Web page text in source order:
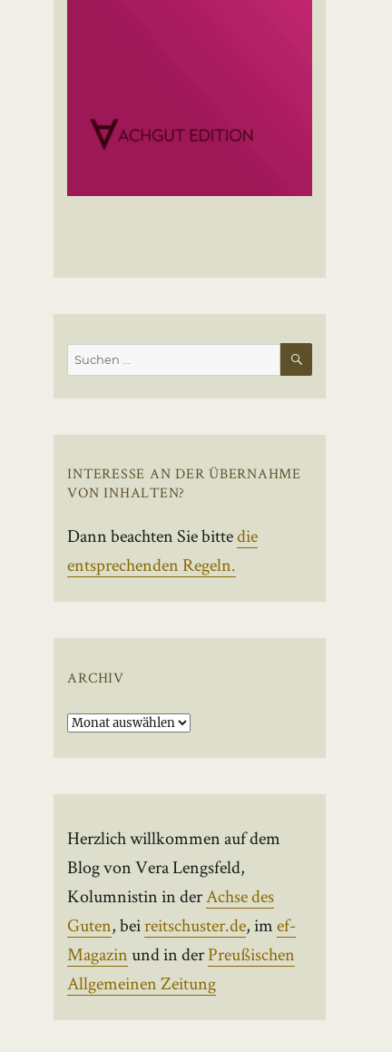
Suchen
SUCHEN
INTERESSE AN DER ÜBERNAHME
VON INHALTEN?
Dann beachten Sie bittedie
entsprechenden Regeln.
ARCHIV
Archiv
Herzlich willkommen auf dem
Blog von Vera Lengsfeld,
Kolumnistin in derAchse des
Guten, beireitschuster.de, imef-
Magazinund in derPreußischen
Allgemeinen Zeitung